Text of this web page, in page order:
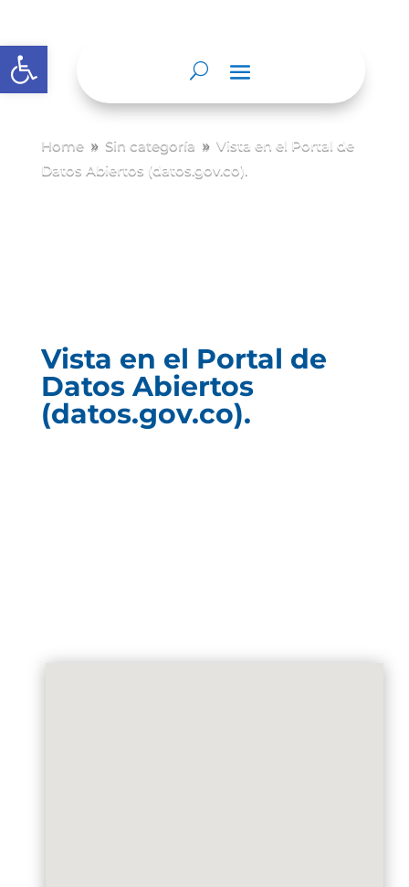
Abrir barra de herramientas
Home 9 Sin categoría 9 Vista en el Portal de
Datos Abiertos (datos.gov.co).
Vista en el Portal de
Datos Abiertos
(datos.gov.co).